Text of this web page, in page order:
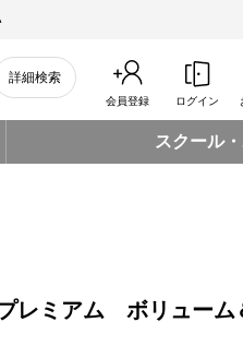
詳細検索
会員登録 ログイン
スクール
レミアム ボリュー